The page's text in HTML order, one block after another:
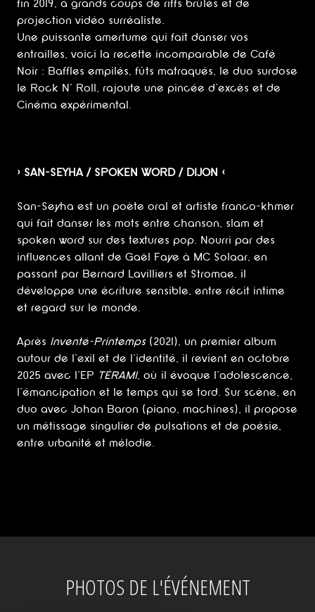
fin 2019, à grands coups de riffs brûlés et de
projection vidéo surréaliste.
Une puissante amertume qui fait danser vos
entrailles, voici la recette incomparable de Café
Noir : Baffles empilés, fûts matraqués, le duo surdose
le Rock N’ Roll, rajoute une pincée d’excès et de
Cinéma expérimental.
> SAN-SEYHA / SPOKEN WORD / DIJON <
San-Seyha est un poète oral et artiste franco-khmer
qui fait danser les mots entre chanson, slam et
spoken word sur des textures pop. Nourri par des
influences allant de Gaël Faye à MC Solaar, en
passant par Bernard Lavilliers et Stromae, il
développe une écriture sensible, entre récit intime
et regard sur le monde.
Après Inventé-Printemps(2021), un premier album
autour de l’exil et de l’identité, il revient en octobre
2025 avec l’EP TÉRAMI, où il évoque l’adolescence,
l’émancipation et le temps qui se tord. Sur scène, en
duo avec Johan Baron (piano, machines), il propose
un métissage singulier de pulsations et de poésie,
entre urbanité et mélodie.
PHOTOS DE L'ÉVÉNEMENT